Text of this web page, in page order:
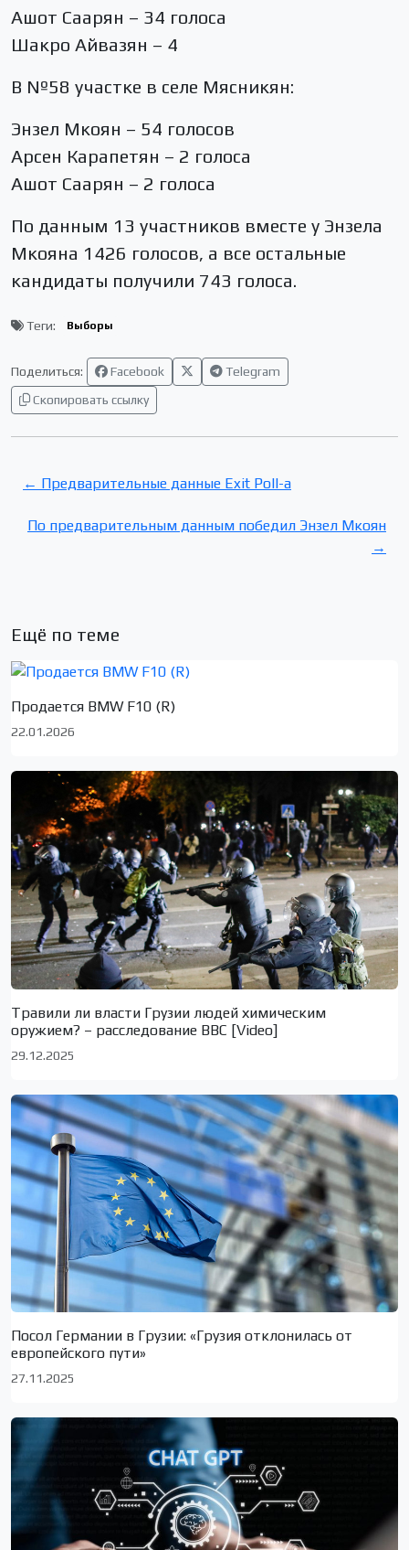
Ашот Саарян – 34 голоса
Шакро Айвазян – 4
В №58 участке в селе Мясникян:
Энзел Мкоян – 54 голосов
Арсен Карапетян – 2 голоса
Ашот Саарян – 2 голоса
По данным 13 участников вместе у Энзела
Мкояна 1426 голосов, а все остальные
кандидаты получили 743 голоса.
Теги: Выборы
Поделиться: Facebook
Telegram
Скопировать ссылку
← Предварительные данные Exit Poll-а
По предварительным данным победил Энзел Мкоян
→
Ещё по теме
Продается BMW F10 (R)
22.01.2026
Травили ли власти Грузии людей химическим
оружием? – расследование BBC [Video]
29.12.2025
Посол Германии в Грузии: «Грузия отклонилась от
европейского пути»
27.11.2025